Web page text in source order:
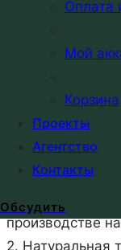
Оплата
Мой
Корзина
Проекты
Агентство
Контакты
Обсудить
1. Плотность.
толстовки
гр./дм. Только
производстве
2. Натуральная